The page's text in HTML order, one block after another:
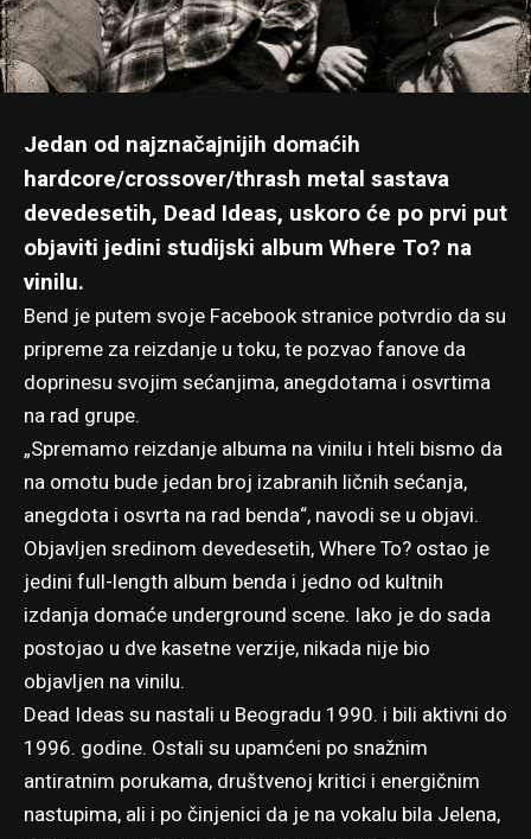
Jedan od najznačajnijih domaćih
hardcore/crossover/thrash metal sastava
devedesetih, Dead Ideas, uskoro će po prvi put
objaviti jedini studijski album Where To? na
vinilu.
Bend je putem svoje Facebook stranice potvrdio da su
pripreme za reizdanje u toku, te pozvao fanove da
doprinesu svojim sećanjima, anegdotama i osvrtima
na rad grupe.
„Spremamo reizdanje albuma na vinilu i hteli bismo da
na omotu bude jedan broj izabranih ličnih sećanja,
anegdota i osvrta na rad benda“, navodi se u objavi.
Objavljen sredinom devedesetih, Where To? ostao je
jedini full-length album benda i jedno od kultnih
izdanja domaće underground scene. Iako je do sada
postojao u dve kasetne verzije, nikada nije bio
objavljen na vinilu.
Dead Ideas su nastali u Beogradu 1990. i bili aktivni do
1996. godine. Ostali su upamćeni po snažnim
antiratnim porukama, društvenoj kritici i energičnim
nastupima, ali i po činjenici da je na vokalu bila Jelena,